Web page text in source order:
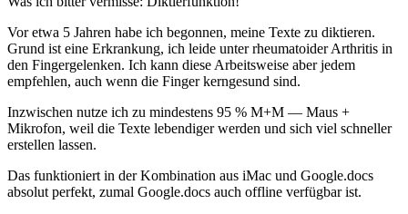
Vor etwa 5 Jahren habe ich begonnen, meine Texte zu diktieren.
Grund ist eine Erkrankung, ich leide unter rheumatoider Arthritis in
den Fingergelenken. Ich kann diese Arbeitsweise aber jedem
empfehlen, auch wenn die Finger kerngesund sind.
Inzwischen nutze ich zu mindestens 95 % M+M — Maus +
Mikrofon, weil die Texte lebendiger werden und sich viel schneller
erstellen lassen.
Das funktioniert in der Kombination aus iMac und Google.docs
absolut perfekt, zumal Google.docs auch offline verfügbar ist.